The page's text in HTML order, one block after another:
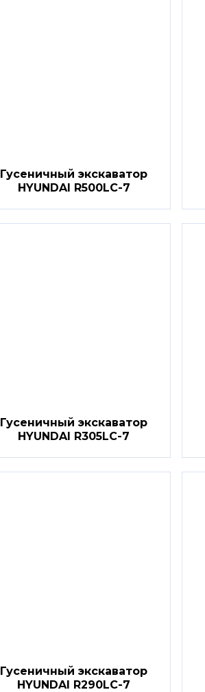
Гусеничный экскаватор
HYUNDAI R500LC-7
Гусеничный экскаватор
HYUNDAI R305LC-7
Гусеничный экскаватор
HYUNDAI R290LC-7